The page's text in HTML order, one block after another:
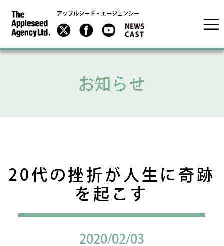
アップルシード・エージェンシー
お知らせ
20代の挫折が人生に奇跡
を起こす
2020/02/03